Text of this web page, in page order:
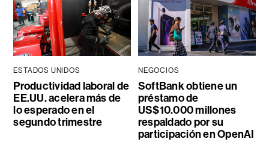
ESTADOS UNIDOS
Productividad laboral de
EE.UU. acelera más de
lo esperado en el
segundo trimestre
NEGOCIOS
SoftBank obtiene un
préstamo de
US$10.000 millones
respaldado por su
participación en OpenAI